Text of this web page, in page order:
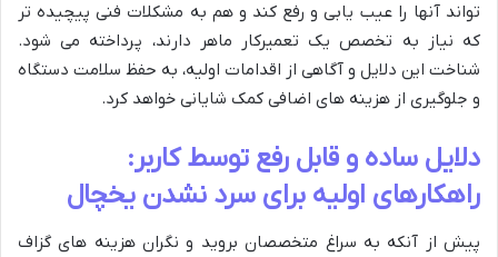
تواند آنها را عیب یابی و رفع کند و هم به مشکلات فنی پیچیده تر
که نیاز به تخصص یک تعمیرکار ماهر دارند، پرداخته می شود.
شناخت این دلایل و آگاهی از اقدامات اولیه، به حفظ سلامت دستگاه
و جلوگیری از هزینه های اضافی کمک شایانی خواهد کرد.
دلایل ساده و قابل رفع توسط کاربر:
راهکارهای اولیه برای سرد نشدن یخچال
پیش از آنکه به سراغ متخصصان بروید و نگران هزینه های گزاف